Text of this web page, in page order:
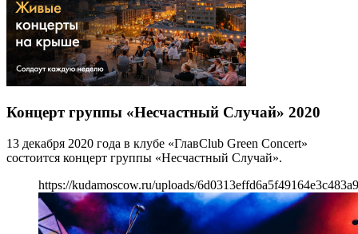
Концерт группы «Несчастный Случай» 2020
13 декабря 2020 года в клубе «ГлавClub Green Concert»
состоится концерт группы «Несчастный Случай».
https://kudamoscow.ru/uploads/